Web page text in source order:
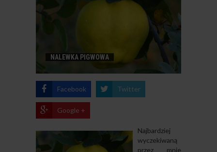
NALEWKA PIGWOWA
Facebook Twitter
Google +
​Najbardziej
wyczekiwaną
przez mnie